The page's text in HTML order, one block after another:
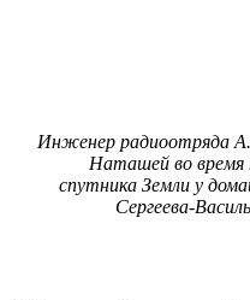
Инженер радиоотряда
Наташей во время
спутника Земли у
Сергеева-